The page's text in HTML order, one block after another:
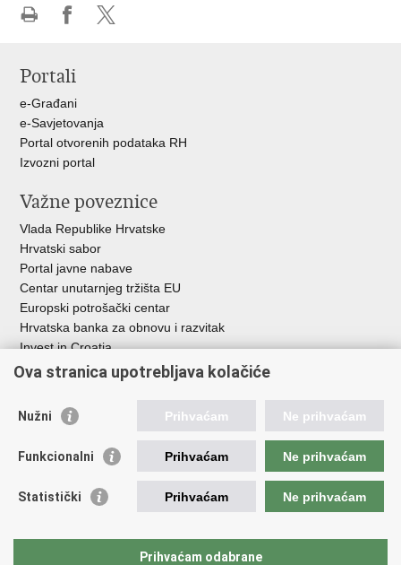
Facebooku
Portali
e-Građani
e-Savjetovanja
Portal otvorenih podataka RH
Izvozni portal
Važne poveznice
Vlada Republike Hrvatske
Hrvatski sabor
Portal javne nabave
Centar unutarnjeg tržišta EU
Europski potrošački centar
Hrvatska banka za obnovu i razvitak
Invest in Croatia
Europska banka za obnovu i razvoj
Središnja agencija za financiranje i ugovaranje
Institucije i javne ustanove u nadležnosti
Ministarstva
Agencija za ugljikovodike
Hrvatska agencija za malo gospodarstvo, inovacije i investicije
Ova stranica upotrebljava kolačiće
Nužni Prihvaćam Ne prihvaćam
Funkcionalni Prihvaćam Ne prihvaćam
Statistički Prihvaćam Ne prihvaćam
Prihvaćam odabrane